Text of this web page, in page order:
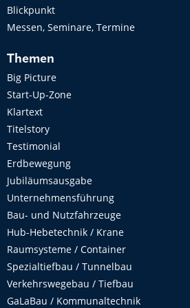
Blickpunkt
Messen, Seminare, Termine
Themen
Big Picture
Start-Up-Zone
Klartext
Titelstory
Testimonial
Erdbewegung
Jubiläumsausgabe
Unternehmensführung
Bau- und Nutzfahrzeuge
Hub-Hebetechnik / Krane
Raumsysteme / Container
Spezialtiefbau / Tunnelbau
Verkehrswegebau / Tiefbau
GaLaBau / Kommunaltechnik